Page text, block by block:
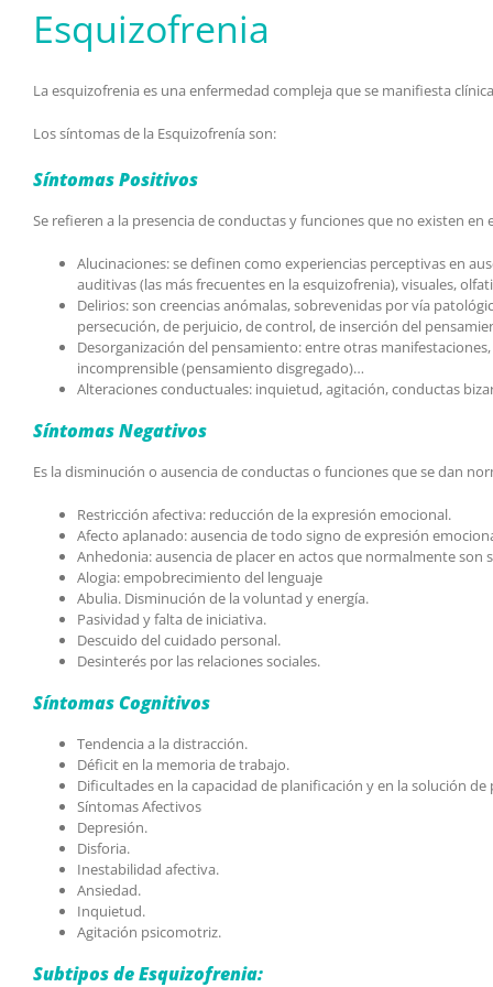
Esquizofrenia
La esquizofrenia es una enfermedad compleja que se manifiesta
Los síntomas de la Esquizofrenía son:
Síntomas Positivos
Se refieren a la presencia de conductas y funciones que no existen en
Alucinaciones: se definen como experiencias perceptivas en
auditivas (las más frecuentes en la esquizofrenia), visuales,
Delirios: son creencias anómalas, sobrevenidas por vía
persecución, de perjuicio, de control, de inserción del
Desorganización del pensamiento: entre otras
incomprensible (pensamiento disgregado)…
Alteraciones conductuales: inquietud, agitación, conductas
Síntomas Negativos
Es la disminución o ausencia de conductas o funciones que se dan
Restricción afectiva: reducción de la expresión emocional.
Afecto aplanado: ausencia de todo signo de expresión
Anhedonia: ausencia de placer en actos que normalmente son
Alogia: empobrecimiento del lenguaje
Abulia. Disminución de la voluntad y energía.
Pasividad y falta de iniciativa.
Descuido del cuidado personal.
Desinterés por las relaciones sociales.
Síntomas Cognitivos
Tendencia a la distracción.
Déficit en la memoria de trabajo.
Dificultades en la capacidad de planificación y en la solución de
Síntomas Afectivos
Depresión.
Disforia.
Inestabilidad afectiva.
Ansiedad.
Inquietud.
Agitación psicomotriz.
Subtipos de Esquizofrenia: